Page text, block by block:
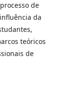
de
da
teóricos
de